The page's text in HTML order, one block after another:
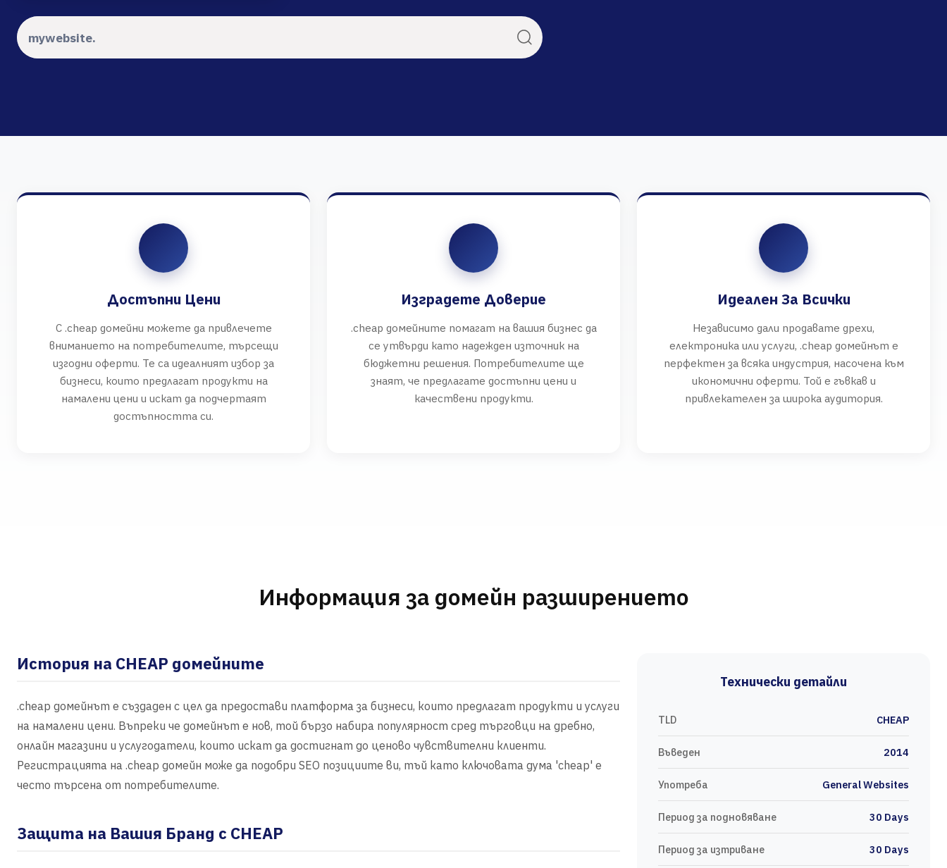
Достъпни Цени
С .cheap домейни можете да привлечете
вниманието на потребителите, търсещи
изгодни оферти. Те са идеалният избор за
бизнеси, които предлагат продукти на
намалени цени и искат да подчертаят
достъпността си.
Изградете Доверие
.cheap домейните помагат на вашия бизнес да
се утвърди като надежден източник на
бюджетни решения. Потребителите ще
знаят, че предлагате достъпни цени и
качествени продукти.
Идеален За Всички
Независимо дали продавате дрехи,
електроника или услуги, .cheap домейнът е
перфектен за всяка индустрия, насочена към
икономични оферти. Той е гъвкав и
привлекателен за широка аудитория.
Информация за домейн разширението
История на CHEAP домейните
.cheap домейнът е създаден с цел да предостави платформа за бизнеси, които предлагат продукти и услуги
на намалени цени. Въпреки че домейнът е нов, той бързо набира популярност сред търговци на дребно,
онлайн магазини и услугодатели, които искат да достигнат до ценово чувствителни клиенти.
Регистрацията на .cheap домейн може да подобри SEO позициите ви, тъй като ключовата дума 'cheap' е
често търсена от потребителите.
Защита на Вашия Бранд с CHEAP
Технически детайли
TLD CHEAP
Въведен 2014
Употреба General Websites
Период за подновяване 30 Days
Период за изтриване 30 Days